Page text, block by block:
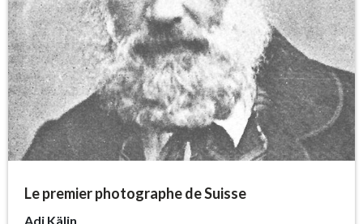
Le premier photographe de Suisse
Adi Kälin